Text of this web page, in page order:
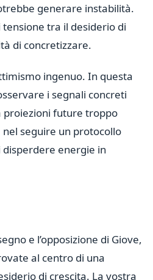
generare instabilità.
tra il desiderio di
di concretizzare.
ingenuo. In questa
i segnali concreti
proiezioni future troppo
seguire un protocollo
energie in
e l’opposizione di Giove,
al centro di una
di crescita. La vostra